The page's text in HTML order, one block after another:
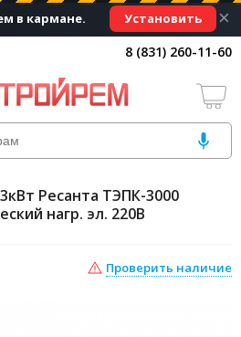
в кармане. Установить ×
8 (831) 260-11-60
Ресанта ТЭПК-3000
нагр. эл. 220В
Проверить наличие